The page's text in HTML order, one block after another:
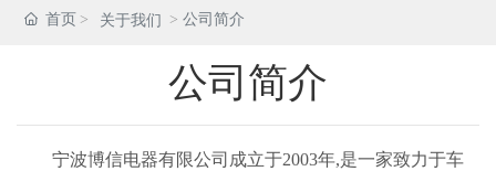
首页 关于我们 公司简介
公司简介
宁波博信电器有限公司成立于2003年,是一家致力于车